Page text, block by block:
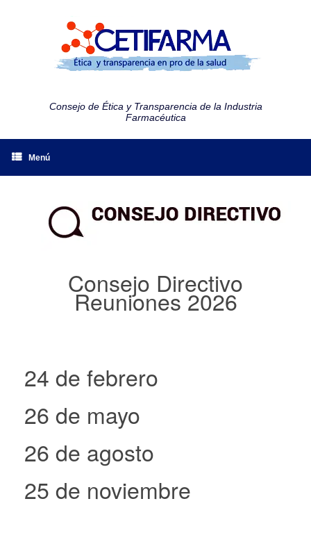
Consejo de Ética y Transparencia de la Industria
Farmacéutica
Menú
Consejo Directivo
Reuniones 2026
24 de febrero
26 de mayo
26 de agosto
25 de noviembre